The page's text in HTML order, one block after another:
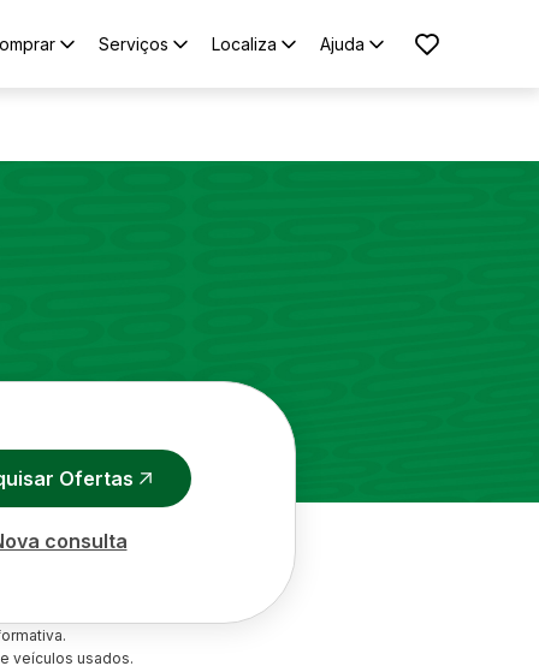
Serviços Localiza Ajuda
Ofertas
consulta
veículos usados.